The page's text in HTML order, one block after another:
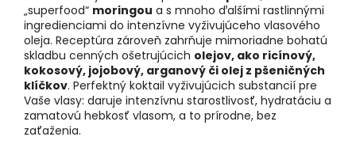
„superfood“ moringou a s mnoho ďalšími rastlinnými
ingredienciami do intenzívne vyživujúceho vlasového
oleja. Receptúra zároveň zahrňuje mimoriadne bohatú
skladbu cenných ošetrujúcich olejov, ako ricínový,
kokosový, jojobový, arganový či olej z pšeničných
klíčkov. Perfektný koktail vyživujúcich substancií pre
Vaše vlasy: daruje intenzívnu starostlivosť, hydratáciu a
zamatovú hebkosť vlasom, a to prírodne, bez
zaťaženia.